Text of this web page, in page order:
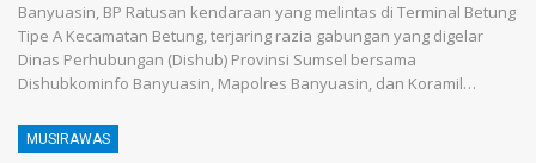
Banyuasin, BP Ratusan kendaraan yang melintas di Terminal Betung
Tipe A Kecamatan Betung, terjaring razia gabungan yang digelar
Dinas Perhubungan (Dishub) Provinsi Sumsel bersama
Dishubkominfo Banyuasin, Mapolres Banyuasin, dan Koramil…
MUSIRAWAS